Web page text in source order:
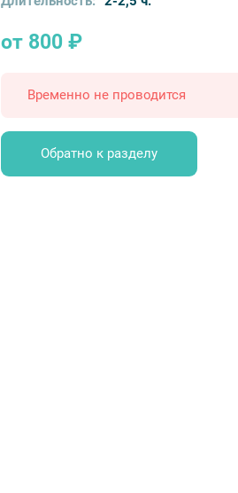
от 800 ₽
Временно не проводится
Обратно к разделу